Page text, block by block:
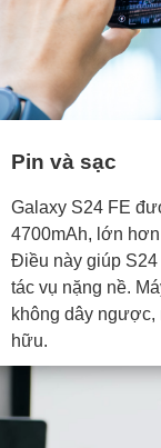
Pin và sạc
Galaxy S24 FE
4700mAh, lớn
Điều này giúp S24
tác vụ nặng nề.
không dây ngược,
hữu.